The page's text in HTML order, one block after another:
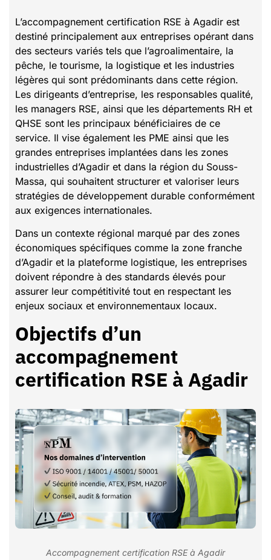
L’accompagnement certification RSE à Agadir est
destiné principalement aux entreprises opérant dans
des secteurs variés tels que l’agroalimentaire, la
pêche, le tourisme, la logistique et les industries
légères qui sont prédominants dans cette région.
Les dirigeants d’entreprise, les responsables qualité,
les managers RSE, ainsi que les départements RH et
QHSE sont les principaux bénéficiaires de ce
service. Il vise également les PME ainsi que les
grandes entreprises implantées dans les zones
industrielles d’Agadir et dans la région du Souss-
Massa, qui souhaitent structurer et valoriser leurs
stratégies de développement durable conformément
aux exigences internationales.
Dans un contexte régional marqué par des zones
économiques spécifiques comme la zone franche
d’Agadir et la plateforme logistique, les entreprises
doivent répondre à des standards élevés pour
assurer leur compétitivité tout en respectant les
enjeux sociaux et environnementaux locaux.
Objectifs d’un
accompagnement
certification RSE à Agadir
Accompagnement certification RSE à Agadir